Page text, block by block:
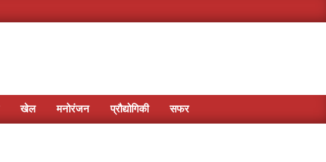
खेल मनोरंजन प्रौद्योगिकी सफर